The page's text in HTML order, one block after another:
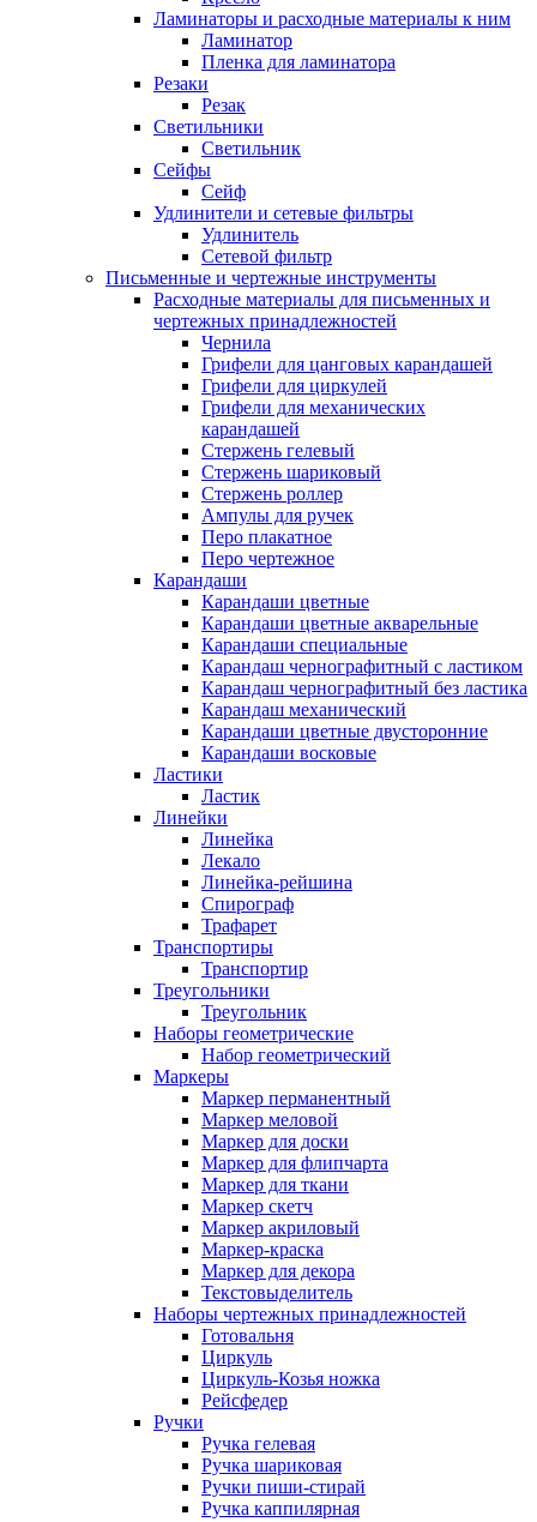
Ламинаторы и расходные материалы к ним
Ламинатор
Пленка для ламинатора
Резаки
Резак
Светильники
Светильник
Сейфы
Сейф
Удлинители и сетевые фильтры
Удлинитель
Сетевой фильтр
Письменные и чертежные инструменты
Расходные материалы для письменных и
чертежных принадлежностей
Чернила
Грифели для цанговых карандашей
Грифели для циркулей
Грифели для механических
карандашей
Стержень гелевый
Стержень шариковый
Стержень роллер
Ампулы для ручек
Перо плакатное
Перо чертежное
Карандаши
Карандаши цветные
Карандаши цветные акварельные
Карандаши специальные
Карандаш чернографитный с ластиком
Карандаш чернографитный без ластика
Карандаш механический
Карандаши цветные двусторонние
Карандаши восковые
Ластики
Ластик
Линейки
Линейка
Лекало
Линейка-рейшина
Спирограф
Трафарет
Транспортиры
Транспортир
Треугольники
Треугольник
Наборы геометрические
Набор геометрический
Маркеры
Маркер перманентный
Маркер меловой
Маркер для доски
Маркер для флипчарта
Маркер для ткани
Маркер скетч
Маркер акриловый
Маркер-краска
Маркер для декора
Текстовыделитель
Наборы чертежных принадлежностей
Готовальня
Циркуль
Циркуль-Козья ножка
Рейсфедер
Ручки
Ручка гелевая
Ручка шариковая
Ручки пиши-стирай
Ручка каппилярная